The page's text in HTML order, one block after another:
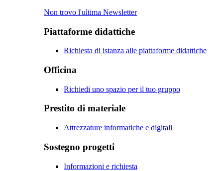
Non trovo l'ultima Newsletter
Piattaforme didattiche
Richiesta di istanza alle piattaforme didattiche
Officina
Richiedi uno spazio per il tuo gruppo
Prestito di materiale
Attrezzature informatiche e digitali
Sostegno progetti
Informazioni e richiesta